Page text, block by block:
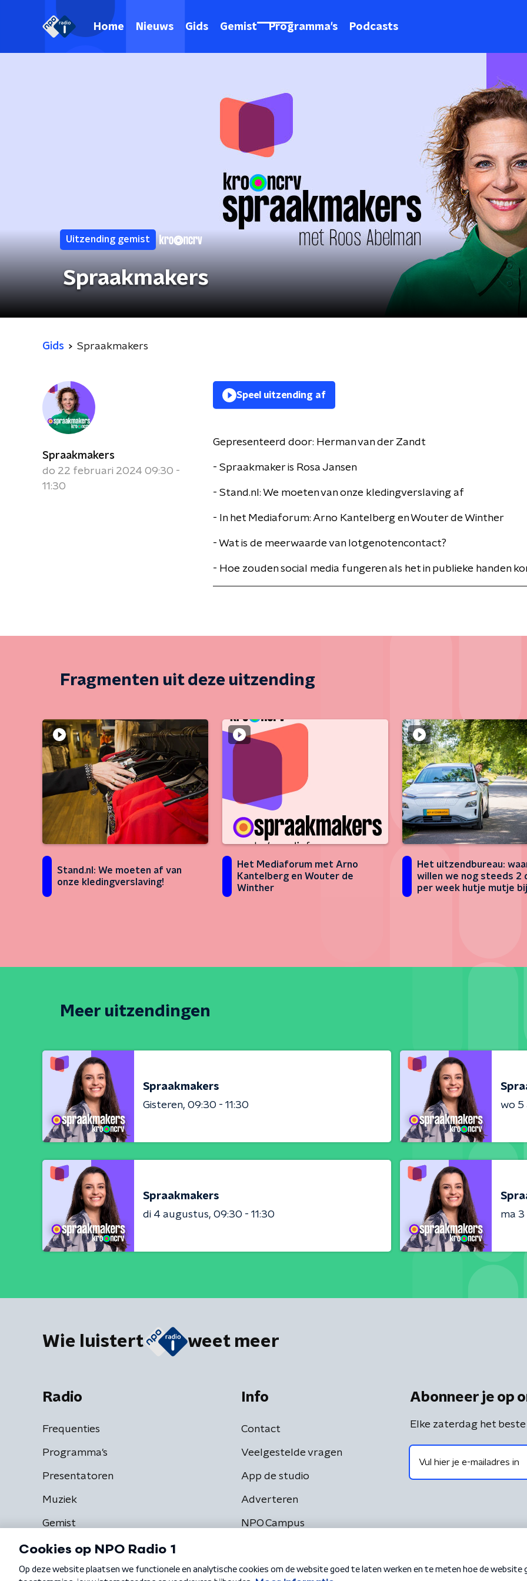
Home Nieuws Gids Gemist Programma's Podcasts
Uitzending gemist
Spraakmakers
Gids Spraakmakers
Spraakmakers
do 22 februari 2024 09:30 -
11:30
Speel uitzending af
Gepresenteerd door: Herman van der Zandt
- Spraakmaker is Rosa Jansen
- Stand.nl: We moeten van onze kledingverslaving af
- In het Mediaforum: Arno Kantelberg en Wouter de Winther
- Wat is de meerwaarde van lotgenotencontact?
- Hoe zouden social media fungeren als het in publieke handen
Fragmenten uit deze uitzending
Stand.nl: We moeten af van
onze kledingverslaving!
Het Mediaforum met Arno
Kantelberg en Wouter de
Winther
Het uitzendbureau:
willen we nog steeds 2
per week hutje mutje
Meer uitzendingen
Spraakmakers
Gisteren 09:30 - 11:30
wo 5
Spraakmakers
di 4 augustus 09:30 - 11:30
ma
Wie luistert weet meer
Radio
Frequenties
Programma's
Presentatoren
Muziek
Gemist
Info
Contact
Veelgestelde vragen
App de studio
Adverteren
NPO Campus
Abonneer je op
Elke zaterdag het beste